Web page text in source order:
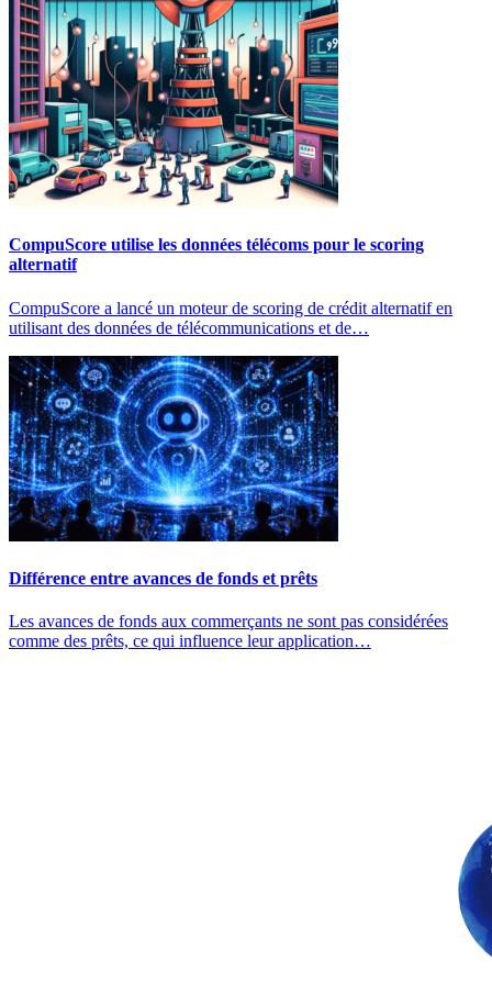
CompuScore utilise les données télécoms pour le scoring
alternatif
CompuScore a lancé un moteur de scoring de crédit alternatif en
utilisant des données de télécommunications et de…
Différence entre avances de fonds et prêts
Les avances de fonds aux commerçants ne sont pas considérées
comme des prêts, ce qui influence leur application…